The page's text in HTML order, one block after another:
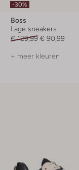
-30%
Boss
Lage sneakers
€ 129,99 € 90,99
+ meer kleuren